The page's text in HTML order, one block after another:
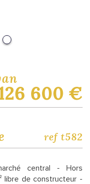
600 €
ref t582
central - Hors
libre de constructeur -